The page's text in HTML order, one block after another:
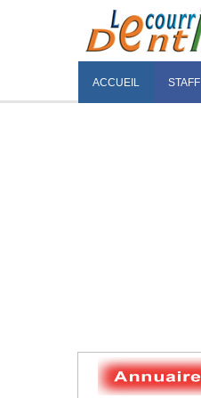
ACCUEIL STAFF